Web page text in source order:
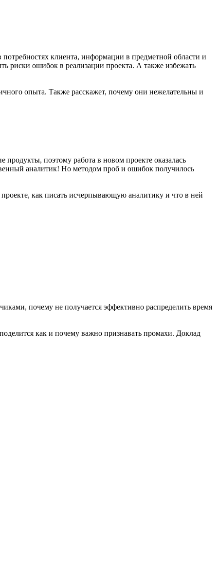
клиента, информации в предметной области и
риски ошибок в реализации проекта. А также избежать
опыта. Также расскажет, почему они нежелательны и
поэтому работа в новом проекте оказалась
аналитик! Но методом проб и ошибок получилось
как писать исчерпывающую аналитику и что в ней
почему не получается эффективно распределить время
как и почему важно признавать промахи. Доклад